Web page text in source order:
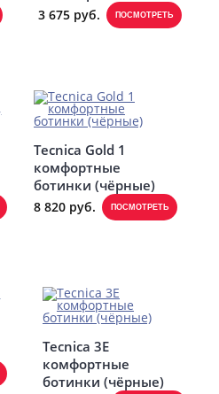
3 675 руб. ПОСМОТРЕТЬ
Tecnica Gold 1
комфортные
ботинки (чёрные)
8 820 руб. ПОСМОТРЕТЬ
Tecnica 3E
комфортные
ботинки (чёрные)